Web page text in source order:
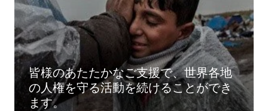
皆様のあたたかなご支援で、世界各地
の人権を守る活動を続けることができ
ます。